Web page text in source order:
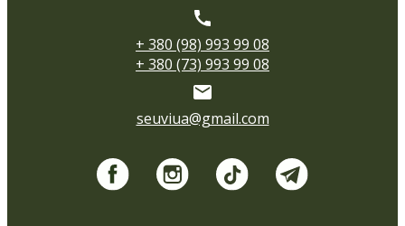
+ 380 (98) 993 99 08
+ 380 (73) 993 99 08
seuviua@gmail.com